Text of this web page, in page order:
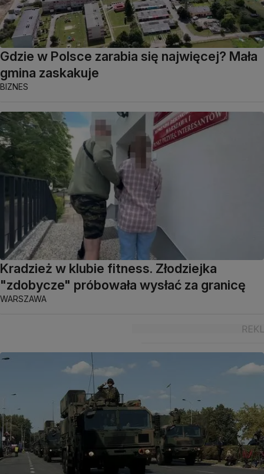
Gdzie w Polsce zarabia się najwięcej? Mała
gmina zaskakuje
BIZNES
Kradzież w klubie fitness. Złodziejka
"zdobycze" próbowała wysłać za granicę
WARSZAWA